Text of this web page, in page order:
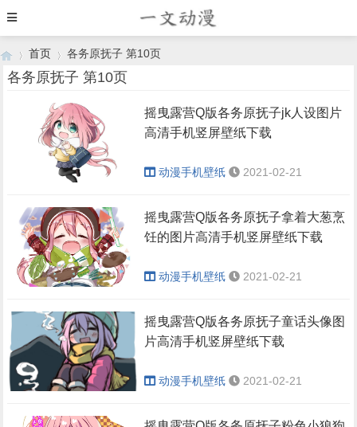
首页
›
各务原抚子 第10页
各务原抚子 第10页
摇曳露营Q版各务原抚子jk人设图片
高清手机竖屏壁纸下载
动漫手机壁纸 2021-02-21
摇曳露营Q版各务原抚子拿着大葱烹
饪的图片高清手机竖屏壁纸下载
动漫手机壁纸 2021-02-21
摇曳露营Q版各务原抚子童话头像图
片高清手机竖屏壁纸下载
动漫手机壁纸 2021-02-21